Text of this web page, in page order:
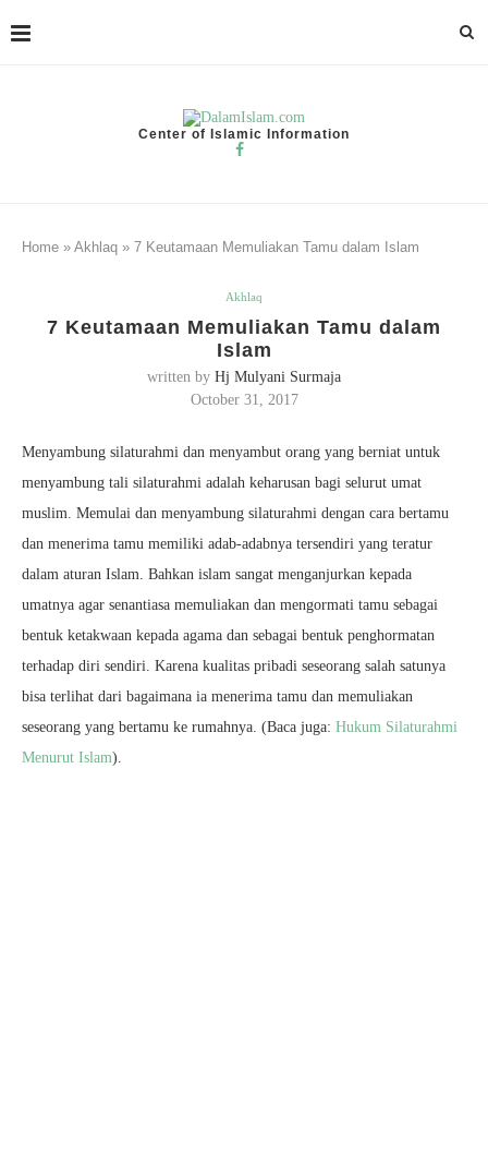
Center of Islamic Information
Home » Akhlaq » 7 Keutamaan Memuliakan Tamu dalam Islam
Akhlaq
7 Keutamaan Memuliakan Tamu dalam
Islam
written by Hj Mulyani Surmaja
October 31, 2017
Menyambung silaturahmi dan menyambut orang yang berniat untuk
menyambung tali silaturahmi adalah keharusan bagi selurut umat
muslim. Memulai dan menyambung silaturahmi dengan cara bertamu
dan menerima tamu memiliki adab-adabnya tersendiri yang teratur
dalam aturan Islam. Bahkan islam sangat menganjurkan kepada
umatnya agar senantiasa memuliakan dan mengormati tamu sebagai
bentuk ketakwaan kepada agama dan sebagai bentuk penghormatan
terhadap diri sendiri. Karena kualitas pribadi seseorang salah satunya
bisa terlihat dari bagaimana ia menerima tamu dan memuliakan
seseorang yang bertamu ke rumahnya. (Baca juga: Hukum Silaturahmi
Menurut Islam).